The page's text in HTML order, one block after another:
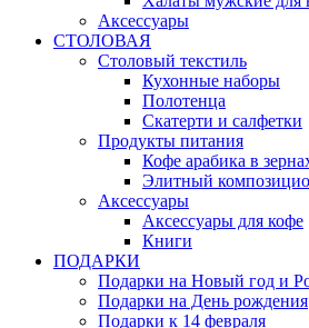
Аксессуары
СТОЛОВАЯ
Столовый текстиль
Кухонные наборы
Полотенца
Скатерти и салфетки
Продукты питания
Кофе арабика в
Элитный
Аксессуары
Аксессуары для кофе
Книги
ПОДАРКИ
Подарки на Новый год и
Подарки на День рождения
Подарки к 14 февраля